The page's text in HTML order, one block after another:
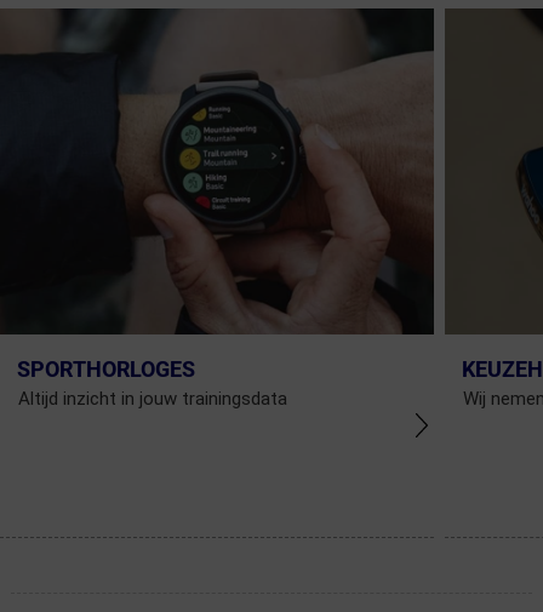
SPORTHORLOGES
Altijd inzicht in jouw trainingsdata Wij